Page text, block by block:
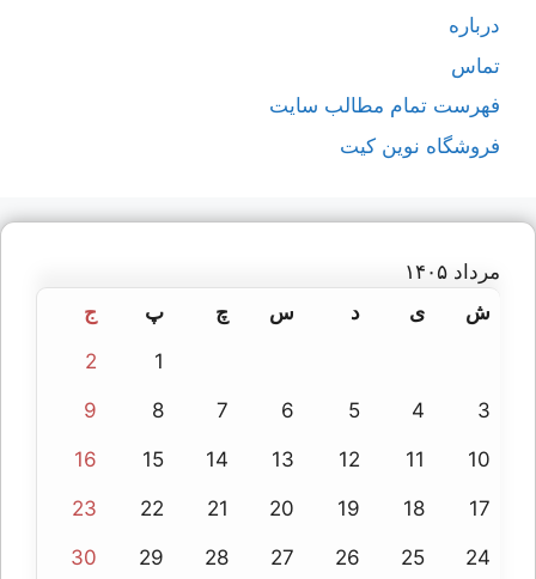
درباره
تماس
فهرست تمام مطالب سایت
فروشگاه نوین کیت
مرداد ۱۴۰۵
ش
ی د س چ پ ج
1
2
3
4
5
6
7
8
9
10
11
12
13
14
15
16
17
18
19
20
21
22
23
24
25
26
27
28
29
30